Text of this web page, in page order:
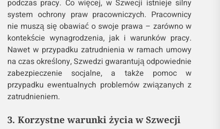
podczas pracy. Co więcej, w Szwecji istnieje silny
system ochrony praw pracowniczych. Pracownicy
nie muszą się obawiać o swoje prawa – zarówno w
kontekście wynagrodzenia, jak i warunków pracy.
Nawet w przypadku zatrudnienia w ramach umowy
na czas określony, Szwedzi gwarantują odpowiednie
zabezpieczenie socjalne, a także pomoc w
przypadku ewentualnych problemów związanych z
zatrudnieniem.
3. Korzystne warunki życia w Szwecji